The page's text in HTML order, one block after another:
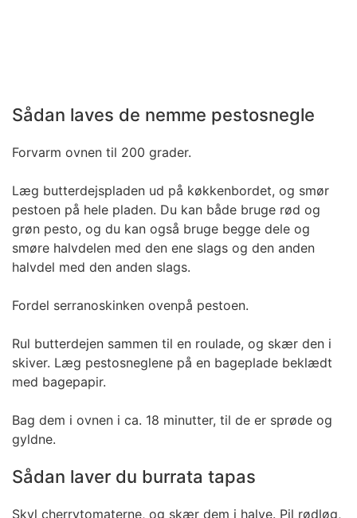
Sådan laves de nemme pestosnegle
Forvarm ovnen til 200 grader.
Læg butterdejspladen ud på køkkenbordet, og smør
pestoen på hele pladen. Du kan både bruge rød og
grøn pesto, og du kan også bruge begge dele og
smøre halvdelen med den ene slags og den anden
halvdel med den anden slags.
Fordel serranoskinken ovenpå pestoen.
Rul butterdejen sammen til en roulade, og skær den i
skiver. Læg pestosneglene på en bageplade beklædt
med bagepapir.
Bag dem i ovnen i ca. 18 minutter, til de er sprøde og
gyldne.
Sådan laver du burrata tapas
Skyl cherrytomaterne, og skær dem i halve. Pil rødløg,